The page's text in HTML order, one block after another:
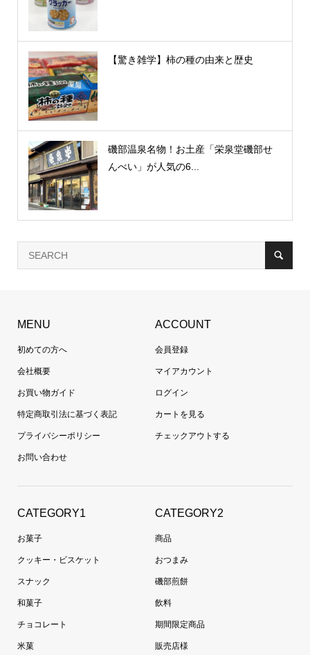
【驚き雑学】柿の種の由来と歴史
磯部温泉名物！お土産「栄泉堂磯部せ
んべい」が人気の6...
MENU
初めての方へ
会社概要
お買い物ガイド
特定商取引法に基づく表記
プライバシーポリシー
お問い合わせ
ACCOUNT
会員登録
マイアカウント
ログイン
カートを見る
チェックアウトする
CATEGORY1
お菓子
クッキー・ビスケット
スナック
和菓子
チョコレート
米菓
CATEGORY2
商品
おつまみ
磯部煎餅
飲料
期間限定商品
販売店様